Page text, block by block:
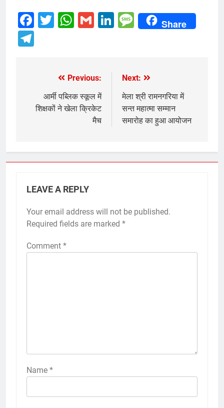
Facebook
Twitter
WhatsApp
GmailLinkedIn
Message
Share
navigation
Previous:
आर्मी पब्लिक स्कूल में
शिक्षकों ने खेला क्रिकेट
मैच
Next:
मेला श्री रामनगरिया में
सन्त महात्मा सम्मान
समारोह का हुआ आयोजन
LEAVE A REPLY
Your email address will not be published.
Required fields are marked *
Comment *
Name *